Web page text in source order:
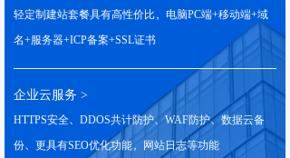
轻定制建站套餐具有高性价比，电脑PC端+移动端+域
名+服务器+ICP备案+SSL证书
企业云服务 >
HTTPS安全、DDOS共计防护、WAF防护、数据云备
份、更具有SEO优化功能，网站日志等功能